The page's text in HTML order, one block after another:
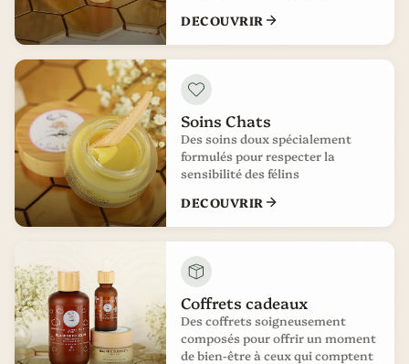
DECOUVRIR
Soins Chats
Des soins doux spécialement
formulés pour respecter la
sensibilité des félins
DECOUVRIR
Coffrets cadeaux
Des coffrets soigneusement
composés pour offrir un moment
de bien-être à ceux qui comptent